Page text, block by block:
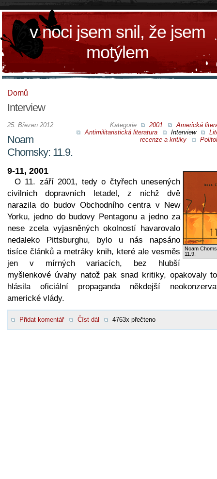
v noci jsem snil, že jsem
motýlem
Domů
Interview
Kategorie 2001
Americká
Antimilitaristická literatura
Interview
recenze a kritiky
25. Březen 2012
Noam
Chomsky: 11.9.
Noam
11.9.
9-11, 2001
O 11. září 2001, tedy o čtyřech unesených
civilních dopravních letadel, z nichž dvě
narazila do budov Obchodního centra v New
Yorku, jedno do budovy Pentagonu a jedno za
nese zcela vyjasněných okolností havarovalo
nedaleko Pittsburghu, bylo u nás napsáno
tisíce článků a metráky knih, které ale vesměs
jen v mírných variacích, bez hlubší
myšlenkové úvahy natož pak snad kritiky, opakovaly
hlásila oficiální propaganda někdejší
americké vlády.
Přidat komentář Číst dál 4763x přečteno